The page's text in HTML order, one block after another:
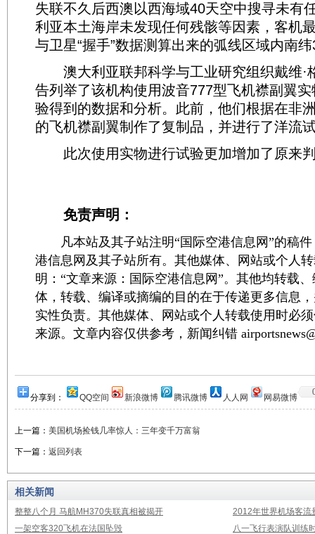
失联不久后西澳以西海域40天空中搜寻未有
利亚本土海岸未发现任何残骸等因素，客机
与卫星“握手”数据测算出来的弧线区域内南
澳大利亚联邦科学与工业研究组织戴维·
告列举了该机构使用波音777型飞机襟副翼
验得到的数据和分析。此前，他们根据在非
的飞机襟副翼制作了复制品，并进行了洋流
此次使用实物进行试验更加增加了原来
免责声明：
凡本站及其子站注明“国际空港信息网”的稿件
港信息网及其子站所有。其他媒体、网站或个人
明：“文章来源：国际空港信息网”。其他均转载
体，转载、编译或摘编的目的在于传递更多信息
实性负责。其他媒体、网站或个人转载使用时必
来源。文章内容仅供参考，新闻纠错
分享到： QQ空间 新浪微博 腾讯微博 人人网 网易微博
上一篇： 美国机场捡钱几率惊人：三年变千万富翁
下一篇： 返回列表
相关新闻
整整八个月 马航MH370失联真相被揭开
2012年世界机场客流
一架空客320飞机在法国坠毁
八一飞行表演队训练